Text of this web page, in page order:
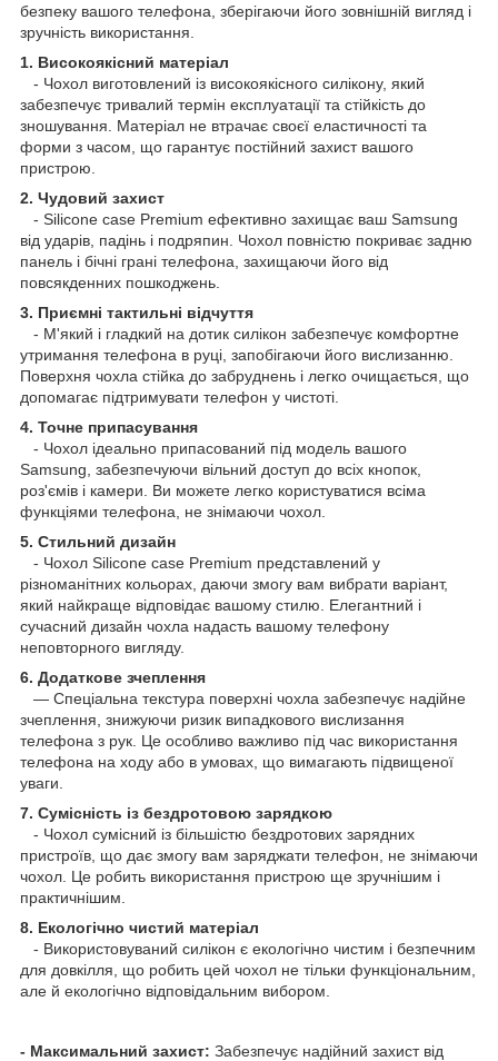
безпеку вашого телефона, зберігаючи його зовнішній вигляд і
зручність використання.
1. Високоякісний матеріал
- Чохол виготовлений із високоякісного силікону, який
забезпечує тривалий термін експлуатації та стійкість до
зношування. Матеріал не втрачає своєї еластичності та
форми з часом, що гарантує постійний захист вашого
пристрою.
2. Чудовий захист
- Silicone case Premium ефективно захищає ваш Samsung
від ударів, падінь і подряпин. Чохол повністю покриває задню
панель і бічні грані телефона, захищаючи його від
повсякденних пошкоджень.
3. Приємні тактильні відчуття
- М'який і гладкий на дотик силікон забезпечує комфортне
утримання телефона в руці, запобігаючи його вислизанню.
Поверхня чохла стійка до забруднень і легко очищається, що
допомагає підтримувати телефон у чистоті.
4. Точне припасування
- Чохол ідеально припасований під модель вашого
Samsung, забезпечуючи вільний доступ до всіх кнопок,
роз'ємів і камери. Ви можете легко користуватися всіма
функціями телефона, не знімаючи чохол.
5. Стильний дизайн
- Чохол Silicone case Premium представлений у
різноманітних кольорах, даючи змогу вам вибрати варіант,
який найкраще відповідає вашому стилю. Елегантний і
сучасний дизайн чохла надасть вашому телефону
неповторного вигляду.
6. Додаткове зчеплення
— Спеціальна текстура поверхні чохла забезпечує надійне
зчеплення, знижуючи ризик випадкового вислизання
телефона з рук. Це особливо важливо під час використання
телефона на ходу або в умовах, що вимагають підвищеної
уваги.
7. Сумісність із бездротовою зарядкою
- Чохол сумісний із більшістю бездротових зарядних
пристроїв, що дає змогу вам заряджати телефон, не знімаючи
чохол. Це робить використання пристрою ще зручнішим і
практичнішим.
8. Екологічно чистий матеріал
- Використовуваний силікон є екологічно чистим і безпечним
для довкілля, що робить цей чохол не тільки функціональним,
але й екологічно відповідальним вибором.
- Максимальний захист: Забезпечує надійний захист від